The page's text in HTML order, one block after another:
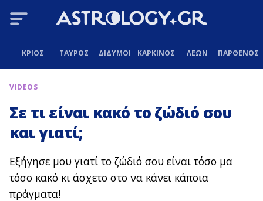
ΚΡΙΟΣ ΤΑΥΡΟΣ ΔΙΔΥΜΟΙ ΚΑΡΚΙΝΟΣ ΛΕΩΝ ΠΑΡΘΕΝΟΣ
VIDEOS
Σε τι είναι κακό το ζώδιό σου
και γιατί;
Εξήγησε μου γιατί το ζώδιό σου είναι τόσο μα
τόσο κακό κι άσχετο στο να κάνει κάποια
πράγματα!